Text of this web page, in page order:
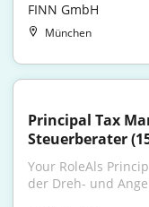
FINN GmbH
München
Principal Tax
Steuerberater
Your RoleAls
der Dreh- und